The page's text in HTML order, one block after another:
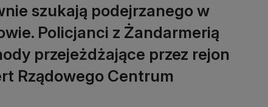
szukają podejrzanego w
Policjanci z Żandarmerią
przejeżdżające przez rejon
Rządowego Centrum